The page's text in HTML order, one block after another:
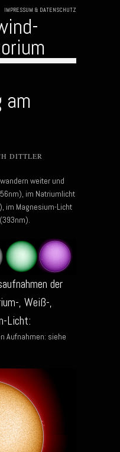
IMPRESSUM & DATENSCHUTZ
am
DITTLER
weiter und
im Natriumlicht
im Magnesium-Licht
der
, Weiß-,
Licht:
Aufnahmen: siehe